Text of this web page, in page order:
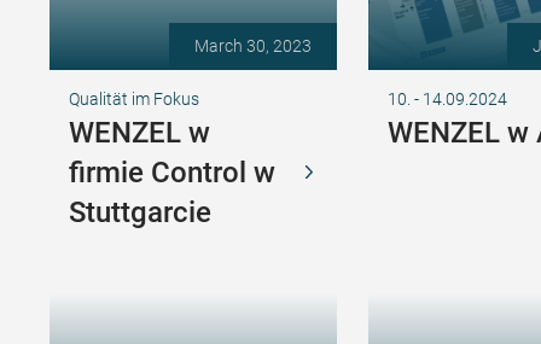
March 30, 2023
Qualität im Fokus
WENZEL w
firmie Control w
Stuttgarcie
10. - 14.09.2024
WENZEL w